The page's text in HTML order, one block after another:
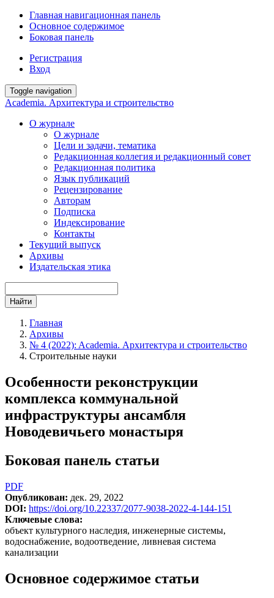
Главная навигационная панель
Основное содержимое
Боковая панель
Регистрация
Вход
Toggle navigation
Academia. Архитектура и строительство
О журнале
О журнале
Цели и задачи, тематика
Редакционная коллегия и редакционный совет
Редакционная политика
Язык публикаций
Рецензирование
Авторам
Подписка
Индексирование
Контакты
Текущий выпуск
Архивы
Издательская этика
Найти
Главная
Архивы
№ 4 (2022): Academia. Архитектура и строительство
Cтроительные науки
Особенности реконструкции
комплекса коммунальной
инфраструктуры ансамбля
Новодевичьего монастыря
Боковая панель статьи
PDF
Опубликован: дек. 29, 2022
DOI: https://doi.org/10.22337/2077-9038-2022-4-144-151
Ключевые слова:
объект культурного наследия, инженерные системы,
водоснабжение, водоотведение, ливневая система
канализации
Основное содержимое статьи